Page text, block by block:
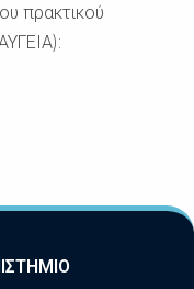
πρακτικού